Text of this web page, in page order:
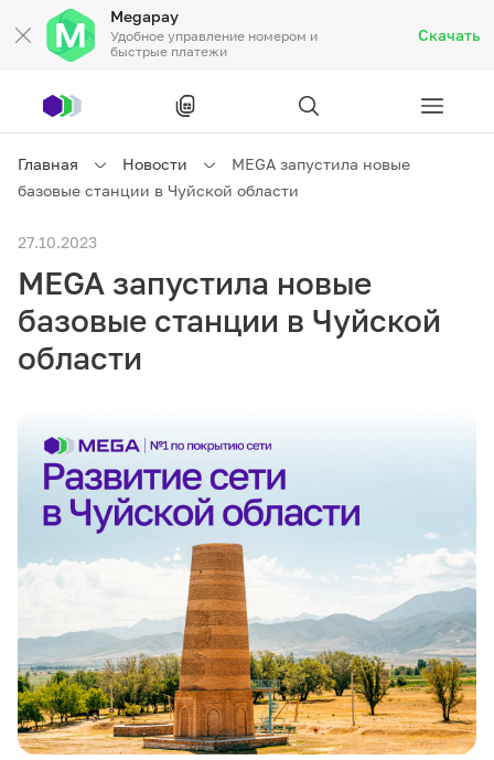
Megapay
Удобное управление номером и
быстрые платежи
Скачать
Частным клиентам
Бизнесу
Связь
M2M
Услуги
Все услуги Развлечения Соц.сети
Компания
Сервисы
Главная Новости
MEGA запустила новые
базовые станции в Чуйской области
27.10.2023
MEGA запустила новые
базовые станции в Чуйской
области